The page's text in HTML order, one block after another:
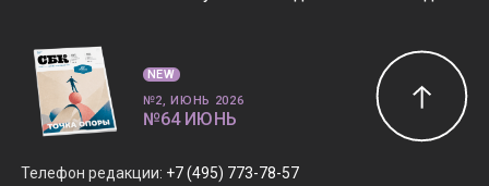
Телефон редакции: +7 (495) 773-78-57
NEW
№2, ИЮНЬ 2026
№64 ИЮНЬ